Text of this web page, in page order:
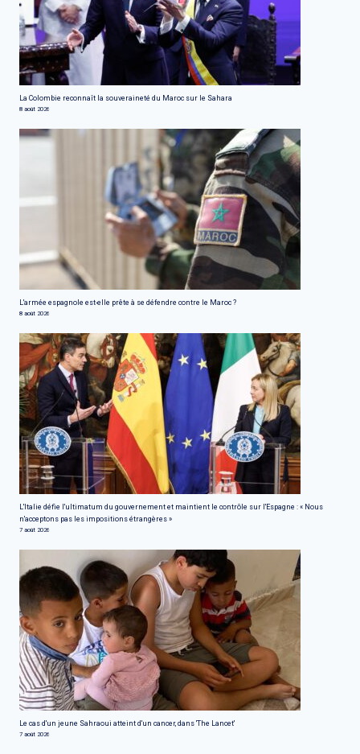
La Colombie reconnaît la souveraineté du Maroc sur le Sahara
8 août 2026
L'armée espagnole est-elle prête à se défendre contre le Maroc ?
8 août 2026
L'Italie défie l'ultimatum du gouvernement et maintient le contrôle sur l'Espagne : « Nous
n'acceptons pas les impositions étrangères »
7 août 2026
Le cas d'un jeune Sahraoui atteint d'un cancer, dans 'The Lancet'
7 août 2026